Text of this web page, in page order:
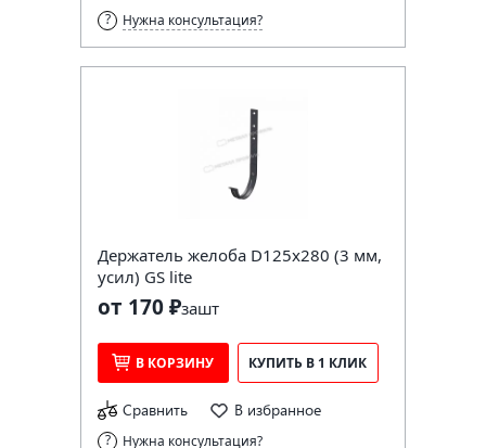
Нужна консультация?
Держатель желоба D125х280 (3 мм,
усил) GS lite
от 170 ₽зашт
В КОРЗИНУ КУПИТЬ В 1 КЛИК
Сравнить В избранное
Нужна консультация?